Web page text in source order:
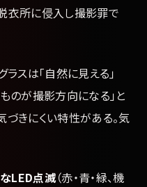
衣所に侵入し撮影罪で
ラスは「自然に見える」
のが撮影方向になる」と
づきにくい特性がある。気
LED点滅（赤・青・緑、機